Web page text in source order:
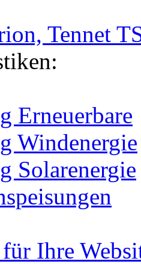
Tennet
Erneuerbare
Windenergie
Solarenergie
Ihre